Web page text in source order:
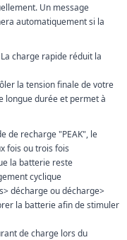
Un message
automatiquement si la
charge rapide réduit la
la tension finale de votre
longue durée et permet à
de recharge "PEAK", le
fois ou trois fois
la batterie reste
cyclique
décharge ou décharge>
la batterie afin de stimuler
de charge lors du